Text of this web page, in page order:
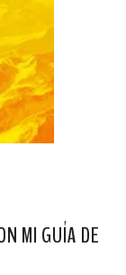
MI GUÍA DE